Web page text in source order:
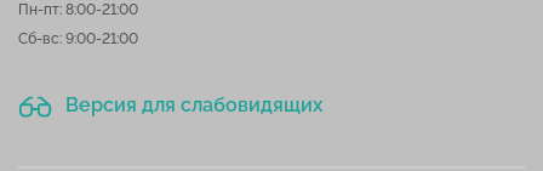
Пн-пт: 8:00-21:00
Сб-вс: 9:00-21:00
Версия для слабовидящих